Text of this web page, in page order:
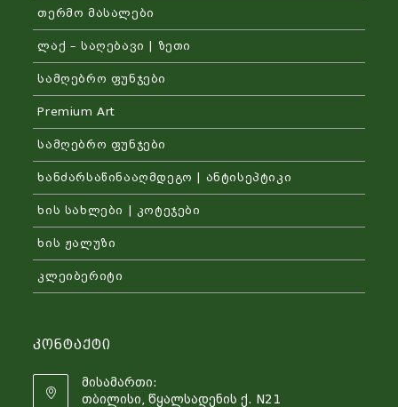
თერმო მასალები
ლაქ – საღებავი | ზეთი
სამღებრო ფუნჯები
Premium Art
სამღებრო ფუნჯები
ხანძარსაწინააღმდეგო | ანტისეპტიკი
ხის სახლები | კოტეჯები
ხის ჟალუზი
კლეიბერიტი
Კონტაქტი
მისამართი:
თბილისი, წყალსადენის ქ. N21